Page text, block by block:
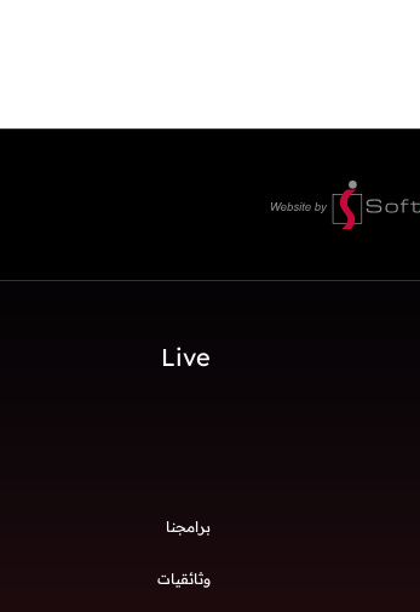
Live
برامجنا
وثائقيات